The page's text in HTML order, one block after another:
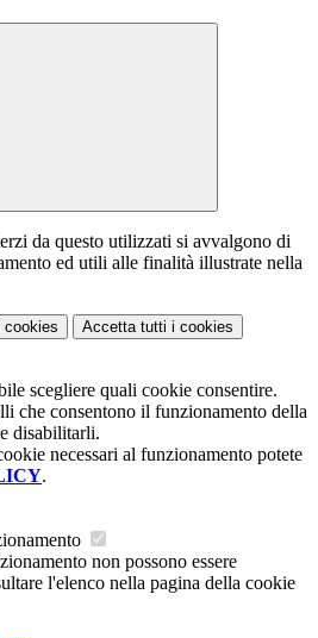
da questo utilizzati si avvalgono di
ed utili alle finalità illustrate nella
cookies Accetta tutti i cookies
scegliere quali cookie consentire.
che consentono il funzionamento della
disabilitarli.
necessari al funzionamento potete
.
non possono essere
l'elenco nella pagina della cookie